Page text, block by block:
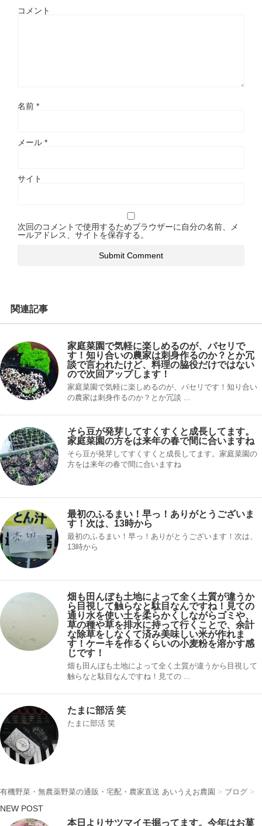
コメント
名前 *
メール *
サイト
次回のコメントで使用するためブラウザーに自分の名前、メ
ールアドレス、サイトを保存する。
関連記事
家庭菜園で気軽に楽しめるのが、パセリで
す！知り合いの農家は刺身作るのか？とか冗
談で言われたけど、料理の脇役だけではない
ので次回アップします！
家庭菜園で気軽に楽しめるのが、パセリです！知り合い
の農家は刺身作るのか？とか冗談 ...
そら豆が発芽してすくすくと成長してます。
家庭菜園の方をは来年の春で間に合いますね
そら豆が発芽してすくすくと成長してます。家庭菜園の
方をは来年の春で間に合いますね
最初のふるまい！早っ！ありがとうございま
す！次は、13時から
最初のふるまい！早っ！ありがとうございます！次は、
13時から
畑も田んぼも土地によって全く土質が違うか
ら目視して触らなと駄目なんですね！見ての
通り水を使い土を柔らかくしながらゴミや、
草の種や草を排水に持って行くことで、余計
な除草をしなくて済み美味しい米が作れま
す！ケーキを作るくらいの小麦粉を溶かす感
じです！
畑も田んぼも土地によって全く土質が違うから目視して
触らなと駄目なんですね！見ての ...
たまに部活 笑
たまに部活 笑
有機野菜・無農薬野菜の通販・宅配・農家直送 あいうえお農園 > ブログ >
NEW POST
本日よりサツマイモ掘ってます。今年はお菓